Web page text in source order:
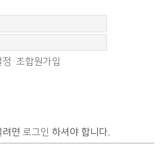
조합원가입
면 로그인 하셔야 합니다.